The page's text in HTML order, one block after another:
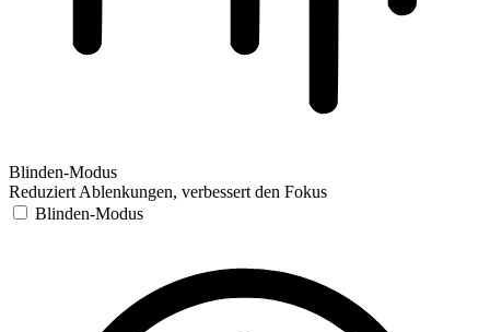
Blinden-Modus
Reduziert Ablenkungen, verbessert den Fokus
Blinden-Modus